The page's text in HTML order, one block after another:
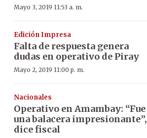
Mayo 3, 2019 11:53 a. m.
Edición Impresa
Falta de respuesta genera
dudas en operativo de Piray
Mayo 2, 2019 11:00 p. m.
Nacionales
Operativo en Amambay: “Fue
una balacera impresionante”,
dice fiscal